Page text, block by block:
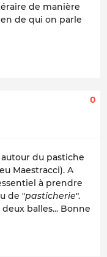
de manière
de qui on parle
0
du pastiche
Maestracci). A
à prendre
de "pasticherie".
balles... Bonne